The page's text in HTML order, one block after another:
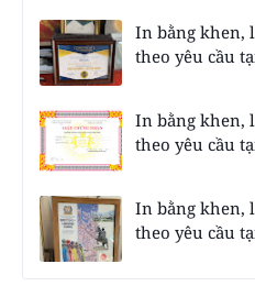
In bằng khen,
theo yêu cầu
In bằng khen,
theo yêu cầu
In bằng khen,
theo yêu cầu